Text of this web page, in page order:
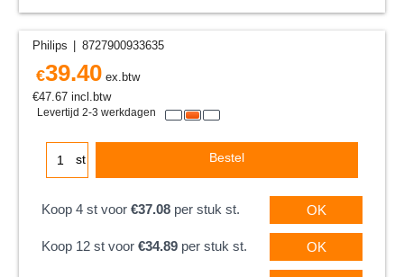
Philips 8727900933635
€39.40 ex.btw
€47.67 incl.btw
Levertijd 2-3 werkdagen
st Bestel
Koop 4 st voor €37.08 per stuk st. OK
Koop 12 st voor €34.89 per stuk st. OK